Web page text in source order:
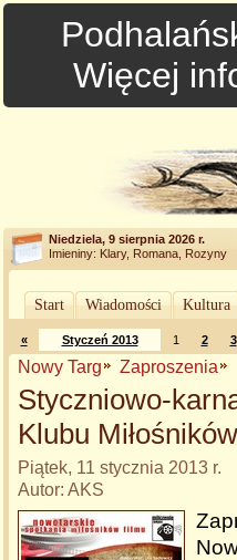
Więcej
Niedziela, 9 sierpnia 2026 r.
Imieniny: Klary, Romana, Rozyny
Start Wiadomości Kultura
« Styczeń 2013 1 2 3
Nowy Targ Zaproszenia
Styczniowo-
Klubu
Piątek, 11 stycznia 2013 r.
Autor: AKS